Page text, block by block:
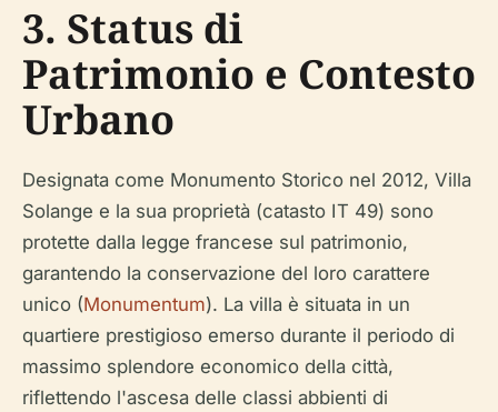
3. Status di
Patrimonio e Contesto
Urbano
Designata come Monumento Storico nel 2012, Villa
Solange e la sua proprietà (catasto IT 49) sono
protette dalla legge francese sul patrimonio,
garantendo la conservazione del loro carattere
unico (Monumentum). La villa è situata in un
quartiere prestigioso emerso durante il periodo di
massimo splendore economico della città,
riflettendo l'ascesa delle classi abbienti di